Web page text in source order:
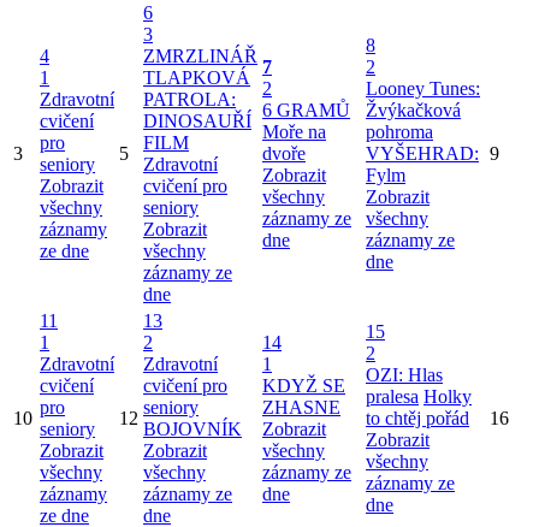
3
4
1
Zdravotní
cvičení
pro
seniory
Zobrazit
všechny
záznamy
ze dne
5
6
3
ZMRZLINÁŘ
TLAPKOVÁ
PATROLA:
DINOSAUŘÍ
FILM
Zdravotní
cvičení pro
seniory
Zobrazit
všechny
záznamy ze
dne
7
2
6 GRAMŮ
Moře na
dvoře
Zobrazit
všechny
záznamy ze
dne
8
2
Looney Tunes:
Žvýkačková
pohroma
VYŠEHRAD:
Fylm
Zobrazit
všechny
záznamy ze
dne
9
10
11
1
Zdravotní
cvičení
pro
seniory
Zobrazit
všechny
záznamy
ze dne
12
13
2
Zdravotní
cvičení pro
seniory
BOJOVNÍK
Zobrazit
všechny
záznamy ze
dne
14
1
KDYŽ SE
ZHASNE
Zobrazit
všechny
záznamy ze
dne
15
2
OZI: Hlas
pralesa Holky
to chtěj pořád
Zobrazit
všechny
záznamy ze
dne
16